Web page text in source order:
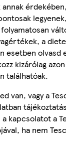
a
esetben olvasd
kizárólag
találhatóak.
van, vagy a
kapcsolatot a
ha nem